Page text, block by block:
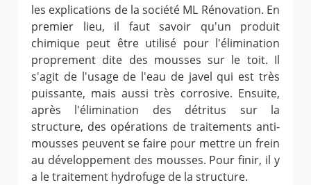
les explications de la société ML Rénovation. En
premier lieu, il faut savoir qu'un produit
chimique peut être utilisé pour l'élimination
proprement dite des mousses sur le toit. Il
s'agit de l'usage de l'eau de javel qui est très
puissante, mais aussi très corrosive. Ensuite,
après l'élimination des détritus sur la
structure, des opérations de traitements anti-
mousses peuvent se faire pour mettre un frein
au développement des mousses. Pour finir, il y
a le traitement hydrofuge de la structure.